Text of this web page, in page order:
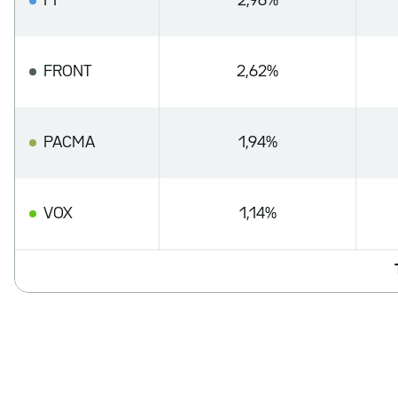
FRONT 2,62%
PACMA 1,94%
VOX 1,14%